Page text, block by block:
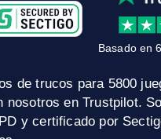
Basado en
de trucos para 5800
nosotros en Trustpilot.
y certificado por